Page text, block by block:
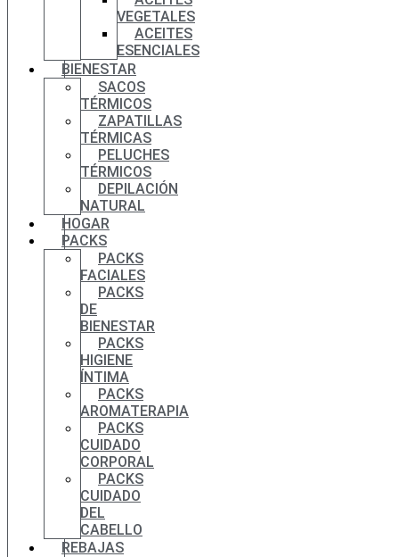
VEGETALES
ACEITES
ESENCIALES
BIENESTAR
SACOS
TÉRMICOS
ZAPATILLAS
TÉRMICAS
PELUCHES
TÉRMICOS
DEPILACIÓN
NATURAL
HOGAR
PACKS
PACKS
FACIALES
PACKS
DE
BIENESTAR
PACKS
HIGIENE
ÍNTIMA
PACKS
AROMATERAPIA
PACKS
CUIDADO
CORPORAL
PACKS
CUIDADO
DEL
CABELLO
REBAJAS